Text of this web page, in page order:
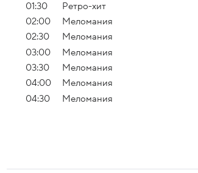
01:30
Ретро-хит
02:00
Меломания
02:30
Меломания
03:00
Меломания
03:30
Меломания
04:00
Меломания
04:30
Меломания